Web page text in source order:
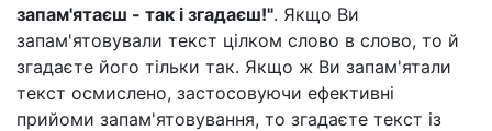
запам'ятаєш - так і згадаєш!". Якщо Ви
запам'ятовували текст цілком слово в слово, то й
згадаєте його тільки так. Якщо ж Ви запам'ятали
текст осмислено, застосовуючи ефективні
прийоми запам'ятовування, то згадаєте текст із